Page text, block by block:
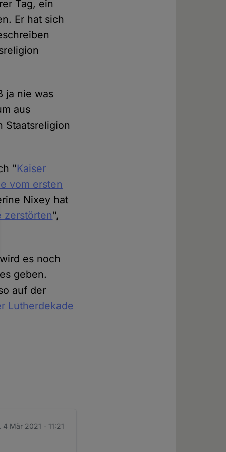
Tag, ein
Er hat sich
ja nie was
aus
Staatsreligion
"Kaiser
vom ersten
Nixey hat
zerstörten",
es noch
geben.
auf der
Lutherdekade
4 Mär 2021 - 11:21